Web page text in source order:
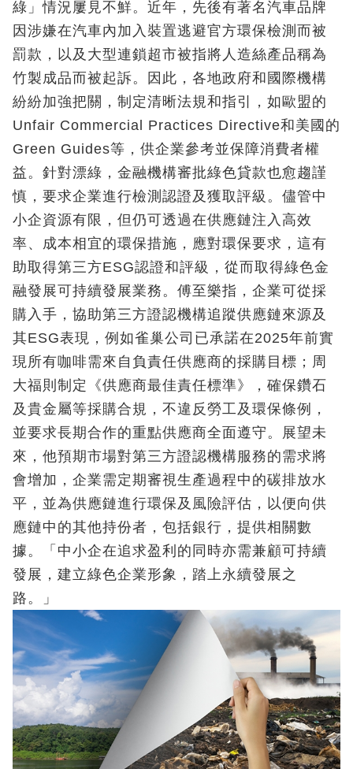
綠」情況屢見不鮮。近年，先後有著名汽車品牌
因涉嫌在汽車內加入裝置逃避官方環保檢測而被
罰款，以及大型連鎖超市被指將人造絲產品稱為
竹製成品而被起訴。因此，各地政府和國際機構
紛紛加強把關，制定清晰法規和指引，如歐盟的
Unfair Commercial Practices Directive和美國的
Green Guides等，供企業參考並保障消費者權
益。針對漂綠，金融機構審批綠色貸款也愈趨謹
慎，要求企業進行檢測認證及獲取評級。儘管中
小企資源有限，但仍可透過在供應鏈注入高效
率、成本相宜的環保措施，應對環保要求，這有
助取得第三方ESG認證和評級，從而取得綠色金
融發展可持續發展業務。傅至樂指，企業可從採
購入手，協助第三方證認機構追蹤供應鏈來源及
其ESG表現，例如雀巢公司已承諾在2025年前實
現所有咖啡需來自負責任供應商的採購目標；周
大福則制定《供應商最佳責任標準》，確保鑽石
及貴金屬等採購合規，不違反勞工及環保條例，
並要求長期合作的重點供應商全面遵守。展望未
來，他預期市場對第三方證認機構服務的需求將
會增加，企業需定期審視生產過程中的碳排放水
平，並為供應鏈進行環保及風險評估，以便向供
應鏈中的其他持份者，包括銀行，提供相關數
據。「中小企在追求盈利的同時亦需兼顧可持續
發展，建立綠色企業形象，踏上永續發展之
路。」